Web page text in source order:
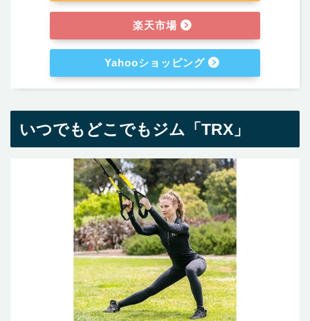
楽天市場
Yahooショッピング
いつでもどこでもジム「TRX」